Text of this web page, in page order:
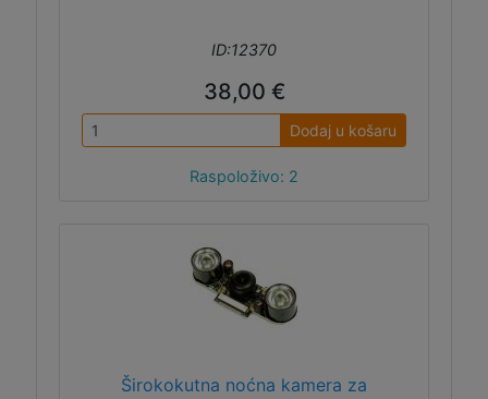
ID:12370
38,00 €
Dodaj u košaru
Raspoloživo: 2
Širokokutna noćna kamera za